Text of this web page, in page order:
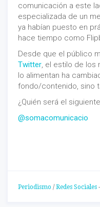
comunicación a este
especializada de un
ya habían puesto en
hace tiempo como
Desde que el público
Twitter, el estilo de los
lo alimentan ha
fondo/contenido, sino
¿Quién será el
@somacomunicacio
Periodismo / Redes Sociales -